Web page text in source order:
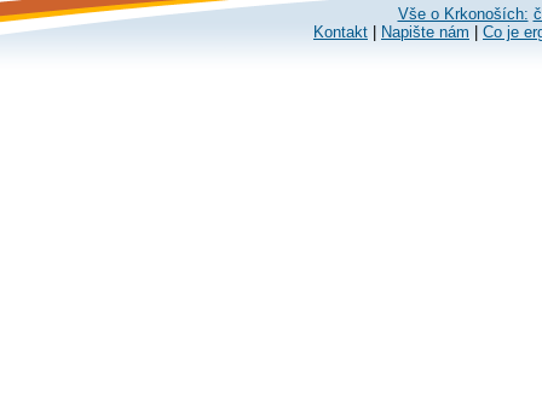
Vše o Krkonoších:
Kontakt
Napište nám Co je